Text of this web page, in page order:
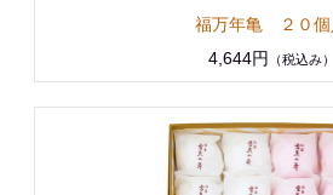
福万年亀 ２０個
4,644円
（税込み）